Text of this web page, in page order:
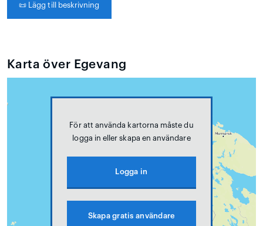
📜 Lägg till beskrivning
Karta över Egevang
För att använda kartorna måste du
logga in eller skapa en användare
Logga in
Skapa gratis användare